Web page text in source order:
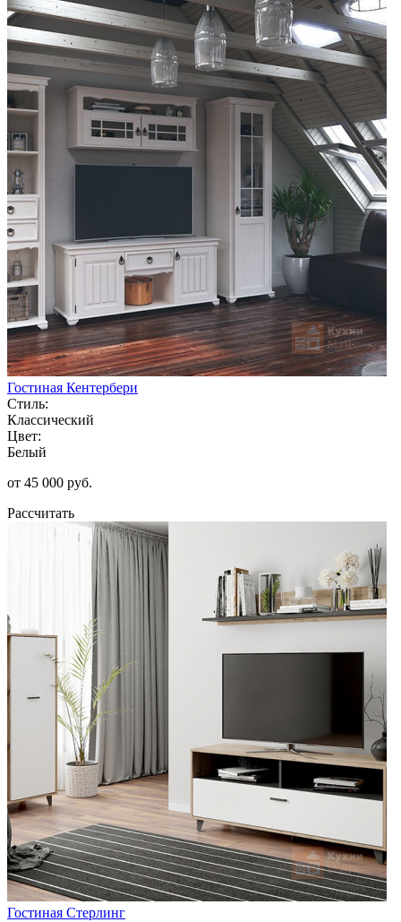
Гостиная Кентербери
Стиль:
Классический
Цвет:
Белый
от 45 000 руб.
Рассчитать
Гостиная Стерлинг